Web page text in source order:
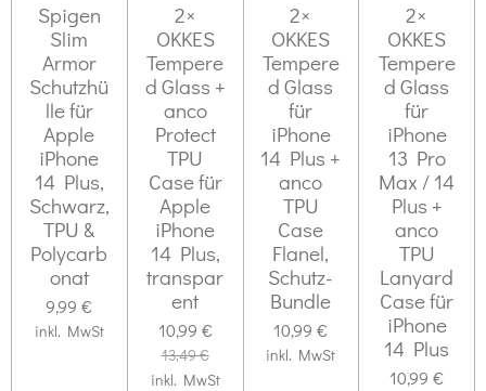
Spigen
Slim
Armor
Schutzhü
lle für
Apple
iPhone
14 Plus,
Schwarz,
TPU &
Polycarb
onat
9,99 €
inkl. MwSt
2×
OKKES
Tempere
d Glass +
anco
Protect
TPU
Case für
Apple
iPhone
14 Plus,
transpar
ent
10,99 €
13,49 €
inkl. MwSt
2×
OKKES
Tempere
d Glass
für
iPhone
14 Plus +
anco
TPU
Case
Flanel,
Schutz-
Bundle
10,99 €
inkl. MwSt
2×
OKKES
Tempere
d Glass
für
iPhone
13 Pro
Max / 14
Plus +
anco
TPU
Lanyard
Case für
iPhone
14 Plus
10,99 €